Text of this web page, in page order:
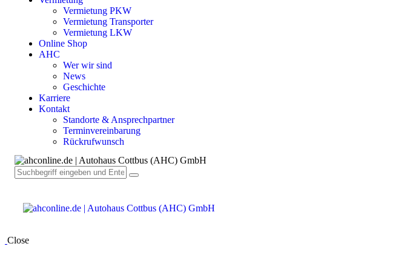
Vermietung PKW
Vermietung Transporter
Vermietung LKW
Online Shop
AHC
Wer wir sind
News
Geschichte
Karriere
Kontakt
Standorte & Ansprechpartner
Terminvereinbarung
Rückrufwunsch
Close